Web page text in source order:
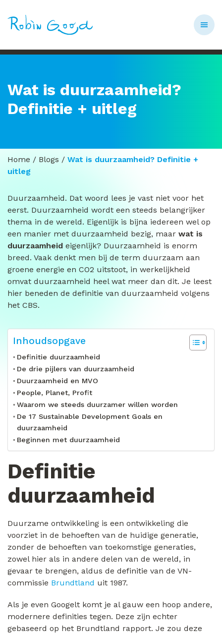
Wat is duurzaamheid?
Definitie + uitleg
Home / Blogs / Wat is duurzaamheid? Definitie +
uitleg
Duurzaamheid. Dat woord lees je vast niet voor het
eerst. Duurzaamheid wordt een steeds belangrijker
thema in de wereld. Eigenlijk is bijna iedereen wel op
een manier met duurzaamheid bezig, maar wat is
duurzaamheid eigenlijk? Duurzaamheid is enorm
breed. Vaak denkt men bij de term duurzaam aan
groene energie en CO2 uitstoot, in werkelijkheid
omvat duurzaamheid heel wat meer dan dit. Je leest
hier beneden de definitie van duurzaamheid volgens
het CBS.
Inhoudsopgave
Definitie duurzaamheid
De drie pijlers van duurzaamheid
Duurzaamheid en MVO
People, Planet, Profit
Waarom we steeds duurzamer willen worden
De 17 Sustainable Development Goals en
duurzaamheid
Beginnen met duurzaamheid
Definitie
duurzaamheid
Duurzame ontwikkeling is een ontwikkeling die
voorziet in de behoeften van de huidige generatie,
zonder de behoeften van toekomstige generaties,
zowel hier als in andere delen van de wereld, in
gevaar te brengen, aldus de definitie van de VN-
commissie Brundtland uit 1987.
Als je even Googelt komt je al gauw een hoop andere,
modernere definities tegen. Deze zijn echter
gebaseerd op het Brundtland rapport. Je zou deze